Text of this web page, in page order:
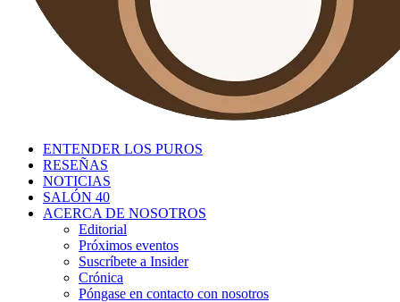
ENTENDER LOS PUROS
RESEÑAS
NOTICIAS
SALÓN 40
ACERCA DE NOSOTROS
Editorial
Próximos eventos
Suscríbete a Insider
Crónica
Póngase en contacto con nosotros